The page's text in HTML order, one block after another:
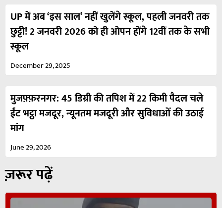
UP में अब ‘इस साल’ नहीं खुलेंगे स्कूल, पहली जनवरी तक
छुट्टी! 2 जनवरी 2026 को ही ओपन होंगे 12वीं तक के सभी
स्कूल
December 29, 2025
मुजफ़्फ़रनगर: 45 डिग्री की तपिश में 22 किमी पैदल चले
ईंट भट्ठा मजदूर, न्यूनतम मजदूरी और सुविधाओं की उठाई
मांग
June 29, 2026
ज़रूर पढ़ें